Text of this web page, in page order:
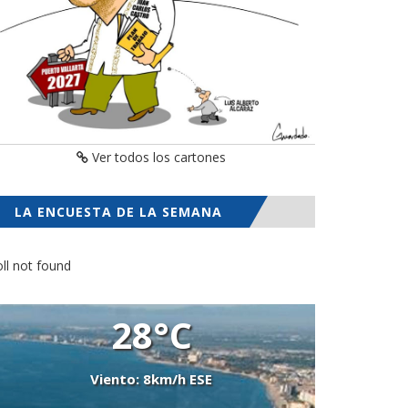
Ver todos los cartones
LA ENCUESTA DE LA SEMANA
not found
28°C
Viento: 8km/h ESE